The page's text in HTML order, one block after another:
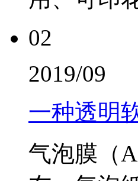
02
2019/09
一种透明
气泡膜（